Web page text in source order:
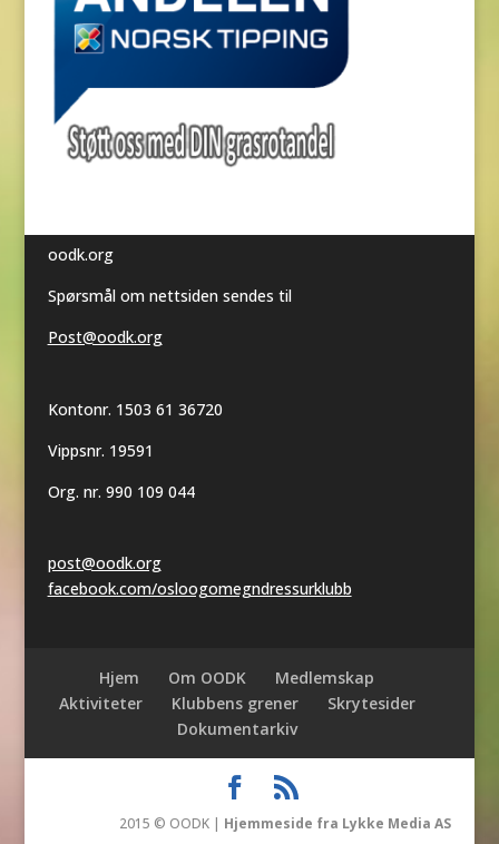
oodk.org
Spørsmål om nettsiden sendes til
Post@oodk.org
Kontonr. 1503 61 36720
Vippsnr. 19591
Org. nr. 990 109 044
post@oodk.org
facebook.com/osloogomegndressurklubb
Hjem Om OODK
Medlemskap
Aktiviteter
Klubbens grener
Skrytesider
Dokumentarkiv
2015 © OODK | Hjemmeside fra Lykke Media AS